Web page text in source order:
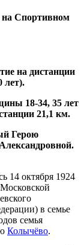
на Спортивном
на дистанции
лет).
18-34, 35 лет
21,1 км.
Герою
14 октября 1924
в семье
семья
Колычёво.